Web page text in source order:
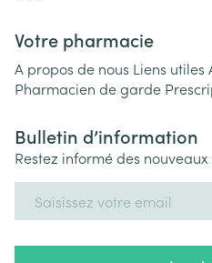
Votre pharmacie
A propos de nous Liens utiles
Pharmacien de garde
Bulletin d’information
Restez informé des